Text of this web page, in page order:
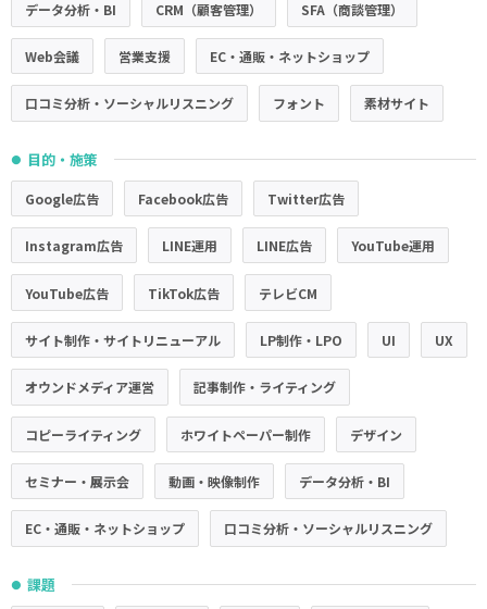
データ分析・BI CRM（顧客管理） SFA（商談管理）
Web会議 営業支援 EC・通販・ネットショップ
口コミ分析・ソーシャルリスニング フォント 素材サイト
● 目的・施策
Google広告 Facebook広告 Twitter広告
Instagram広告 LINE運用 LINE広告 YouTube運用
YouTube広告 TikTok広告 テレビCM
サイト制作・サイトリニューアル LP制作・LPO UI UX
オウンドメディア運営 記事制作・ライティング
コピーライティング ホワイトペーパー制作 デザイン
セミナー・展示会 動画・映像制作 データ分析・BI
EC・通販・ネットショップ 口コミ分析・ソーシャルリスニング
● 課題